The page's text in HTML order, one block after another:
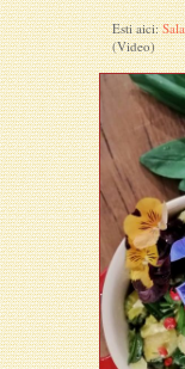
Esti aici:
(Video)